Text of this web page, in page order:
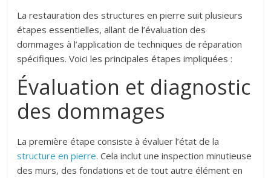
La restauration des structures en pierre suit plusieurs
étapes essentielles, allant de l’évaluation des
dommages à l’application de techniques de réparation
spécifiques. Voici les principales étapes impliquées :
Évaluation et diagnostic
des dommages
La première étape consiste à évaluer l’état de la
structure en pierre. Cela inclut une inspection minutieuse
des murs, des fondations et de tout autre élément en